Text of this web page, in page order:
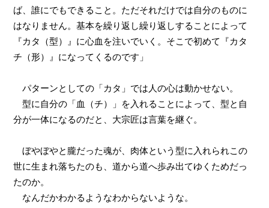
ば、誰にでもできること。ただそれだけでは自分のものに
はなりません。基本を繰り返し繰り返しすることによって
『カタ（型）』に心血を注いでいく。そこで初めて『カタ
チ（形）』になってくるのです」
パターンとしての「カタ」では人の心は動かせない。
型に自分の「血（チ）」を入れることによって、型と自
分が一体になるのだと、大宗匠は言葉を継ぐ。
ぼやぼやと朧だった魂が、肉体という型に入れられこの
世に生まれ落ちたのも、道から道へ歩み出てゆくためだっ
たのか。
なんだかわかるようなわからないような。